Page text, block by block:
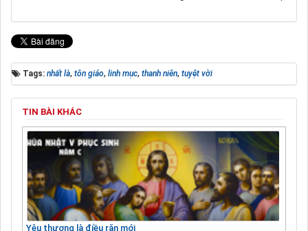
Tags: nhất là, tôn giáo, linh mục, thanh niên, tuyệt vời
TIN BÀI KHÁC
Yêu thương là điều răn mới